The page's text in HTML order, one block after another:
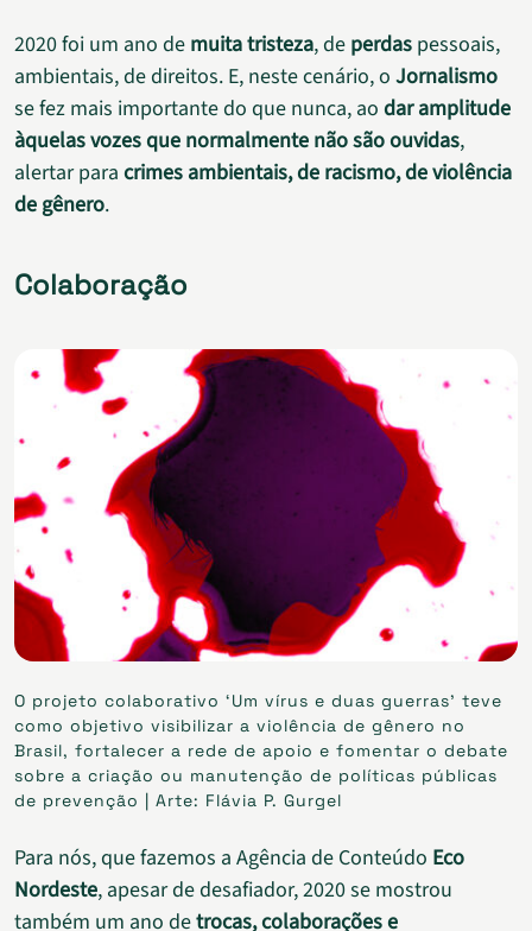
2020 foi um ano de muita tristeza, de perdas pessoais,
ambientais, de direitos. E, neste cenário, o Jornalismo
se fez mais importante do que nunca, ao dar amplitude
àquelas vozes que normalmente não são ouvidas,
alertar para crimes ambientais, de racismo, de violência
de gênero.
Colaboração
O projeto colaborativo ‘Um vírus e duas guerras’ teve
como objetivo visibilizar a violência de gênero no
Brasil, fortalecer a rede de apoio e fomentar o debate
sobre a criação ou manutenção de políticas públicas
de prevenção | Arte: Flávia P. Gurgel
Para nós, que fazemos a Agência de Conteúdo Eco
Nordeste, apesar de desafiador, 2020 se mostrou
também um ano detrocas, colaborações e